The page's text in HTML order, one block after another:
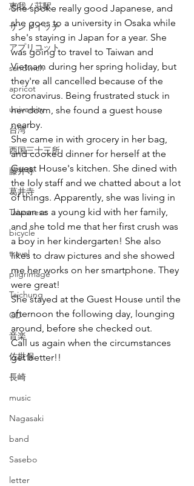
恵我ノ荘駅
サンドイッチ
アプリコット
sandwich
apricot
university
台湾
西国三十三所
藤井寺
葛井寺
Taiwanese
bicycle
travel
pilgrimage
Taichung
CD
音楽
佐世保
長崎
music
Nagasaki
band
Sasebo
letter
She spoke really good Japanese, and
she goes to a university in Osaka while
she's staying in Japan for a year. She
was going to travel to Taiwan and
Vietnam during her spring holiday, but
they're all cancelled because of the
coronavirus. Being frustrated stuck in
her dorm, she found a guest house
nearby.
She came in with grocery in her bag,
and cooked dinner for herself at the
Guest House's kitchen. She dined with
the Ioly staff and we chatted about a lot
of things. Apparently, she was living in
Japan as a young kid with her family,
and she told me that her first crush was
a boy in her kindergarten! She also
likes to draw pictures and she showed
me her works on her smartphone. They
were great!
She stayed at the Guest House until the
afternoon the following day, lounging
around, before she checked out.
Call us again when the circumstances
get better!!